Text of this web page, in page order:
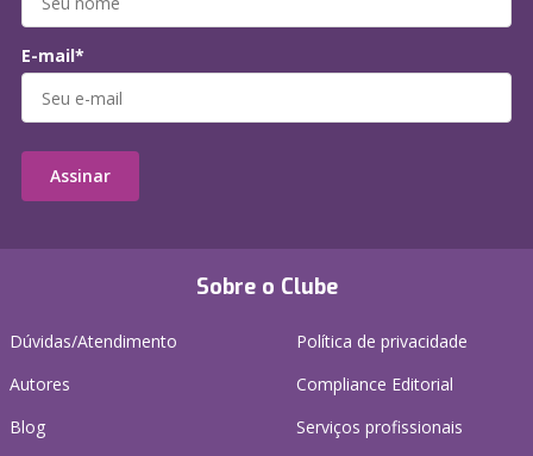
Sobre o Clube
Dúvidas/Atendimento
Autores
Blog
Política de privacidade
Compliance Editorial
Serviços profissionais
E-mail*
Assinar